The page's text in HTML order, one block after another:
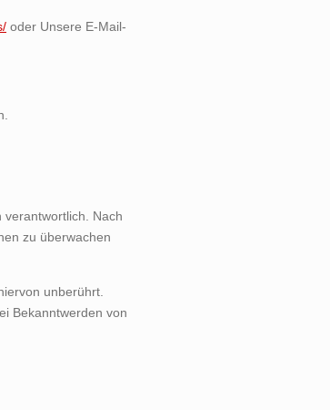
oder Unsere E-Mail-
Nach
zu überwachen
unberührt.
Bekanntwerden von